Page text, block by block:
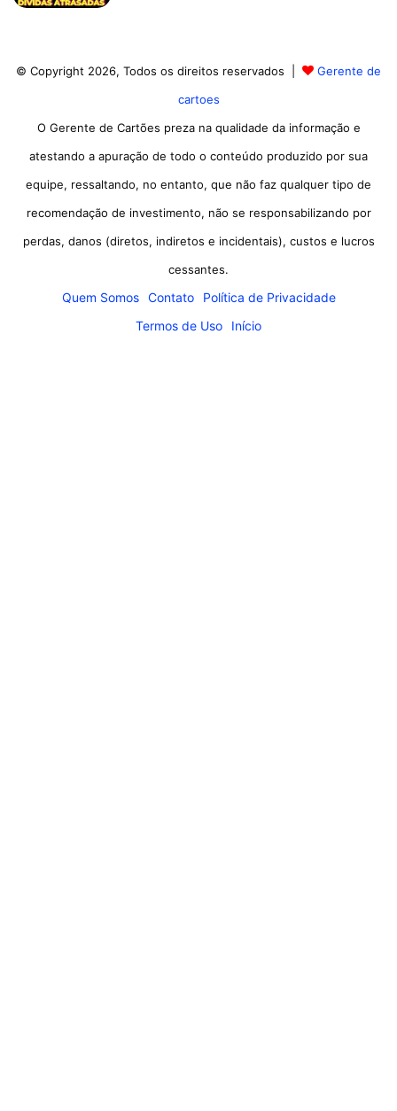
© Copyright 2026, Todos os direitos reservados |
Gerente de
cartoes
O Gerente de Cartões preza na qualidade da informação e
atestando a apuração de todo o conteúdo produzido por sua
equipe, ressaltando, no entanto, que não faz qualquer tipo de
recomendação de investimento, não se responsabilizando por
perdas, danos (diretos, indiretos e incidentais), custos e lucros
cessantes.
Quem Somos Contato
Política de Privacidade
Termos de Uso
Início